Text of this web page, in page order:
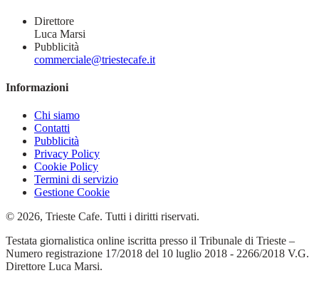
Direttore
Luca Marsi
Pubblicità
commerciale@triestecafe.it
Informazioni
Chi siamo
Contatti
Pubblicità
Privacy Policy
Cookie Policy
Termini di servizio
Gestione Cookie
© 2026, Trieste Cafe. Tutti i diritti riservati.
Testata giornalistica online iscritta presso il Tribunale di Trieste –
Numero registrazione 17/2018 del 10 luglio 2018 - 2266/2018 V.G.
Direttore Luca Marsi.